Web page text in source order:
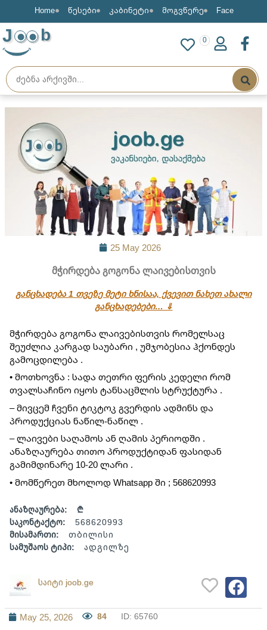
Home წესები კაბინეტი მოგვწერე Face
J b 0
25 May 2026
მჭირდება გოგონა ლაივებისთვის
განცხადება 1 თვეზე მეტი ხნისაა, ქვევით ნახეთ ახალი
განცხადებები… ⇓
მჭირდება გოგონა ლაივებისთვის რომელსაც
შეუძლია კარგად საუბარი , უმჯობესია ჰქონდეს
გამოცდილება .
• მოთხოვნა : სადა თეთრი ფერის კედელი რომ
თვალსაჩინო იყოს ტანსაცმლის სტრუქტურა .
– მივცემ ჩვენი ტიკტოკ გვერდის ადმინს და
პროდუქციას ნაწილ-ნაწილ .
– ლაივები საღამოს ან ღამის პერიოდში .
ანაზღაურება თითო პროდუქტიდან ფასიდან
გამიმდინარე 10-20 ლარი .
• მომწერეთ მხოლოდ Whatsapp ში ; 568620993
ანაზღაურება:
₾
საკონტაქტო:
568620993
მისამართი:
თბილისი
სამუშაოს ტიპი:
ადგილზე
საიტი joob.ge
May 25, 2026 84 ID: 65760